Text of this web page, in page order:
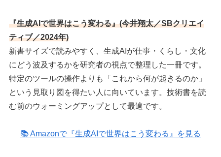
『生成AIで世界はこう変わる』(今井翔太／SBクリエイ
ティブ／2024年)
新書サイズで読みやすく、生成AIが仕事・くらし・文化
にどう波及するかを研究者の視点で整理した一冊です。
特定のツールの操作よりも「これから何が起きるのか」
という見取り図を得たい人に向いています。技術書を読
む前のウォーミングアップとして最適です。
📚 Amazonで『生成AIで世界はこう変わる』を見る